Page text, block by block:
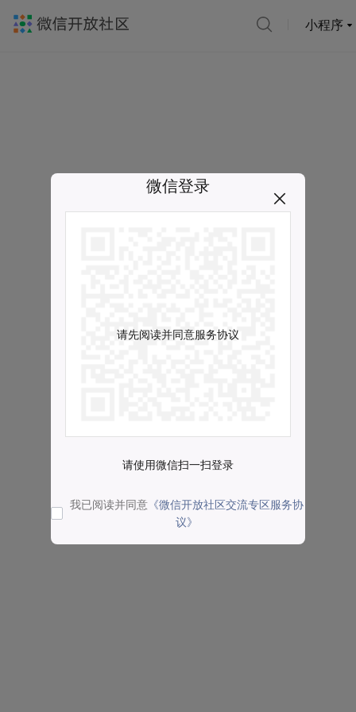
小程序
微信登录
请先阅读并同意服务协议
请使用微信扫一扫登录
我已阅读并同意 《微信开放社区交流专区服务协
议》